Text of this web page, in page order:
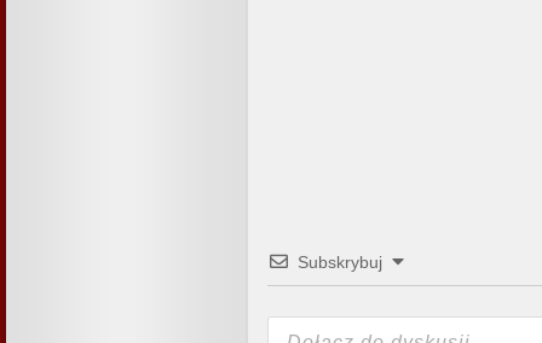
Subskrybuj